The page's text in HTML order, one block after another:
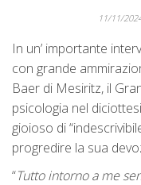
11/11/
In un’ importante
con grande
Baer di Mesiritz, il
psicologia nel
gioioso di
progredire la sua
“Tutto intorno a me